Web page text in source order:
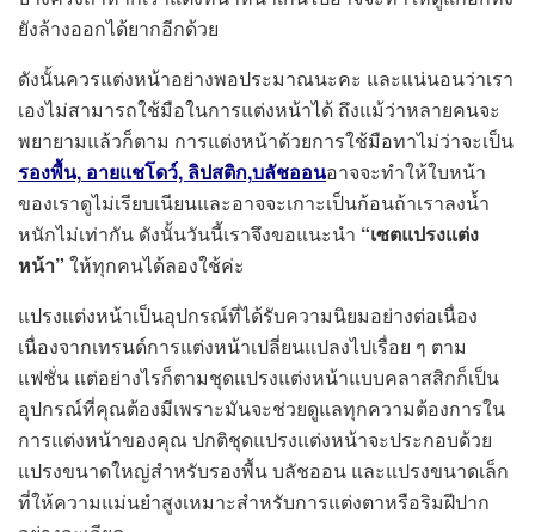
ยังล้างออกได้ยากอีกด้วย
ดังนั้นควรแต่งหน้าอย่างพอประมาณนะคะ และแน่นอนว่าเรา
เองไม่สามารถใช้มือในการแต่งหน้าได้ ถึงแม้ว่าหลายคนจะ
พยายามแล้วก็ตาม การแต่งหน้าด้วยการใช้มือทาไม่ว่าจะเป็น
รองพื้น, อายแชโดว์, ลิปสติก,บลัชออนอาจจะทำให้ใบหน้า
ของเราดูไม่เรียบเนียนและอาจจะเกาะเป็นก้อนถ้าเราลงน้ำ
หนักไม่เท่ากัน ดังนั้นวันนี้เราจึงขอแนะนำ “เซตแปรงแต่ง
หน้า” ให้ทุกคนได้ลองใช้ค่ะ
แปรงแต่งหน้าเป็นอุปกรณ์ที่ได้รับความนิยมอย่างต่อเนื่อง
เนื่องจากเทรนด์การแต่งหน้าเปลี่ยนแปลงไปเรื่อย ๆ ตาม
แฟชั่น แต่อย่างไรก็ตามชุดแปรงแต่งหน้าแบบคลาสสิกก็เป็น
อุปกรณ์ที่คุณต้องมีเพราะมันจะช่วยดูแลทุกความต้องการใน
การแต่งหน้าของคุณ ปกติชุดแปรงแต่งหน้าจะประกอบด้วย
แปรงขนาดใหญ่สำหรับรองพื้น บลัชออน และแปรงขนาดเล็ก
ที่ให้ความแม่นยำสูงเหมาะสำหรับการแต่งตาหรือริมฝีปาก